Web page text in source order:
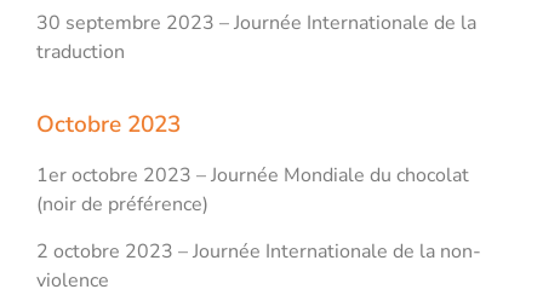
30 septembre 2023 – Journée Internationale de la
traduction
Octobre 2023
1er octobre 2023 – Journée Mondiale du chocolat
(noir de préférence)
2 octobre 2023 – Journée Internationale de la non-
violence